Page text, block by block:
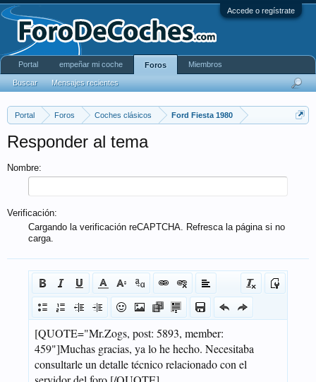
Accede o regístrate
Portal Foros Coches clásicos Ford Fiesta 1980
Responder al tema
Nombre:
Verificación:
Cargando la verificación reCAPTCHA. Refresca la página si no
carga.
Portal empeñar mi coche Foros
Buscar Mensajes recientes
Miembros